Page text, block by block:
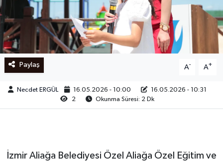
Paylaş A- A+
Necdet ERGÜL 16.05.2026 - 10:00
16.05.2026 - 10:31
2
Okunma Süresi: 2 Dk
İzmir Aliağa Belediyesi Özel Aliağa Özel Eğitim ve
Ege
İletişim
Künye